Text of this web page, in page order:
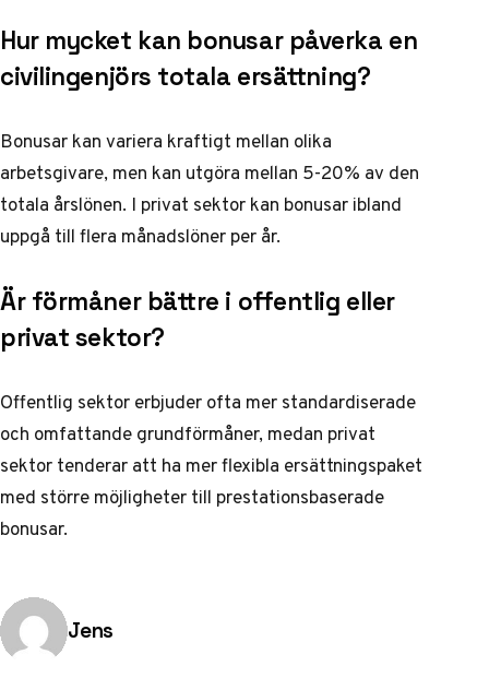
Hur mycket kan bonusar påverka en
civilingenjörs totala ersättning?
Bonusar kan variera kraftigt mellan olika
arbetsgivare, men kan utgöra mellan 5-20% av den
totala årslönen. I privat sektor kan bonusar ibland
uppgå till flera månadslöner per år.
Är förmåner bättre i offentlig eller
privat sektor?
Offentlig sektor erbjuder ofta mer standardiserade
och omfattande grundförmåner, medan privat
sektor tenderar att ha mer flexibla ersättningspaket
med större möjligheter till prestationsbaserade
bonusar.
Publicerad av
Jens